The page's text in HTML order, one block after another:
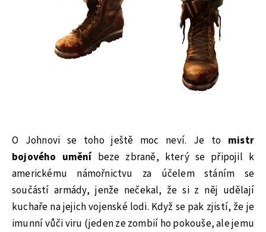
O Johnovi se toho ještě moc neví. Je to mistr
bojového umění beze zbraně, který se připojil k
americkému námořnictvu za účelem stáním se
součástí armády, jenže nečekal, že si z něj udělají
kuchaře na jejich vojenské lodi. Když se pak zjistí, že je
imunní vůči viru (jeden ze zombií ho pokouše, ale jemu